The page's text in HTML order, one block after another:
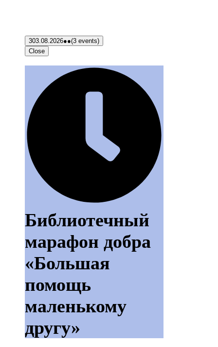
303.08.2026●●(3 events)
Close
Библиотечный
марафон добра
«Большая
помощь
маленькому
другу»